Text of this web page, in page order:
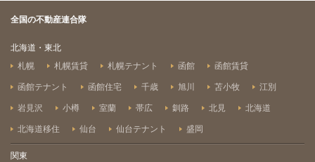
全国の不動産連合隊
北海道・東北
札幌
札幌賃貸 札幌テナント 函館 函館賃貸
函館テナント 函館住宅 千歳 旭川 苫小牧 江別
岩見沢 小樽 室蘭 帯広 釧路 北見 北海道
北海道移住 仙台 仙台テナント 盛岡
関東